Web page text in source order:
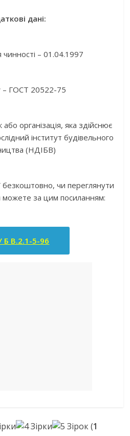
дані:
– 01.04.1997
– ГОСТ 20522-75
організація, яка здійснює
інститут будівельного
(НДІБВ)
безкоштовно, чи переглянути
за цим посиланням:
Б В.2.1-5-96
(1